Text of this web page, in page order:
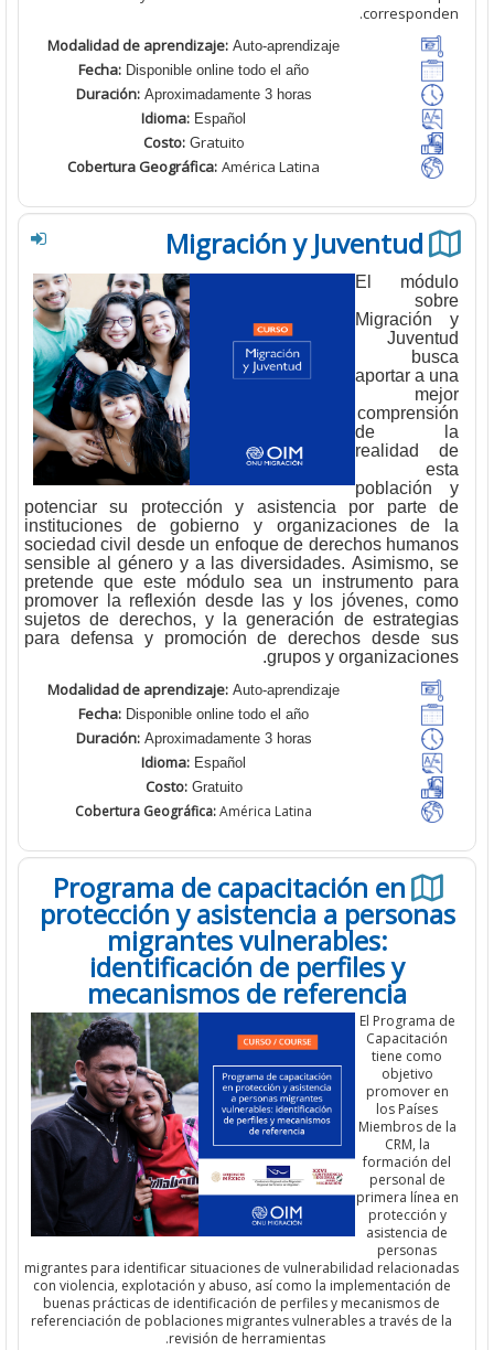
Modalidad de aprendizaje:Auto-aprendizaje
Fecha:Disponible online todo el año
Duración:Aproximadamente 3 horas
Idioma:
Costo:G
Cobertura Geográfica: América Latina
Migración y Juventud
El
aportar a
de
realidad
potenciar su protección y asistencia por parte
instituciones de gobierno y organizaciones
sociedad civil desde un enfoque de derechos
sensible al género y a las diversidades. Asimismo,
pretende que este módulo sea un instrumento
promover la reflexión desde las y los jóvenes,
sujetos de derechos, y la generación de
para defensa y promoción de derechos desde
grupos y
Modalidad de aprendizaje:Auto-aprendizaje
Fecha:Disponible online todo el año
Duración:Aproximadamente 3 horas
Idioma:
Costo:Gratuito
Cobertura Geográfica: América Latina
Programa de capacitación en
protección y asistencia a
migrantes vulnerables:
identificación de perfiles y
mecanismos de referencia
El Programa
tiene
promover
los Países
Miembros
formación
personal
primera
protección
asistencia
personas
migrantes para identificar situaciones de vulnerabilidad
con violencia, explotación y abuso, así como la implementación
buenas prácticas de identificación de perfiles y mecanismos de
referenciación de poblaciones migrantes vulnerables a través
revisión de herramientas.